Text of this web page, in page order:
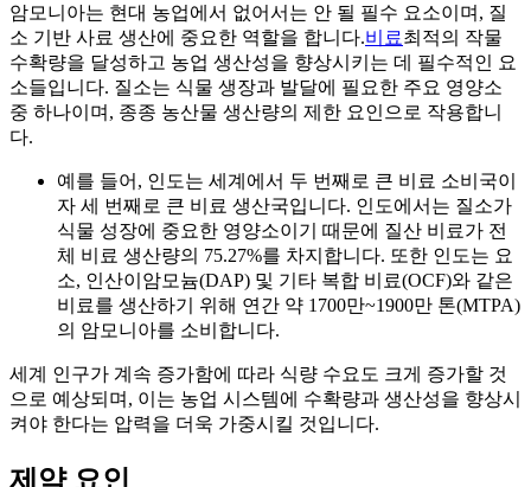
암모니아는 현대 농업에서 없어서는 안 될 필수 요소이며, 질
소 기반 사료 생산에 중요한 역할을 합니다.비료최적의 작물
수확량을 달성하고 농업 생산성을 향상시키는 데 필수적인 요
소들입니다. 질소는 식물 생장과 발달에 필요한 주요 영양소
중 하나이며, 종종 농산물 생산량의 제한 요인으로 작용합니
다.
예를 들어, 인도는 세계에서 두 번째로 큰 비료 소비국이
자 세 번째로 큰 비료 생산국입니다. 인도에서는 질소가
식물 성장에 중요한 영양소이기 때문에 질산 비료가 전
체 비료 생산량의 75.27%를 차지합니다. 또한 인도는 요
소, 인산이암모늄(DAP) 및 기타 복합 비료(OCF)와 같은
비료를 생산하기 위해 연간 약 1700만~1900만 톤(MTPA)
의 암모니아를 소비합니다.
세계 인구가 계속 증가함에 따라 식량 수요도 크게 증가할 것
으로 예상되며, 이는 농업 시스템에 수확량과 생산성을 향상시
켜야 한다는 압력을 더욱 가중시킬 것입니다.
제약 요인